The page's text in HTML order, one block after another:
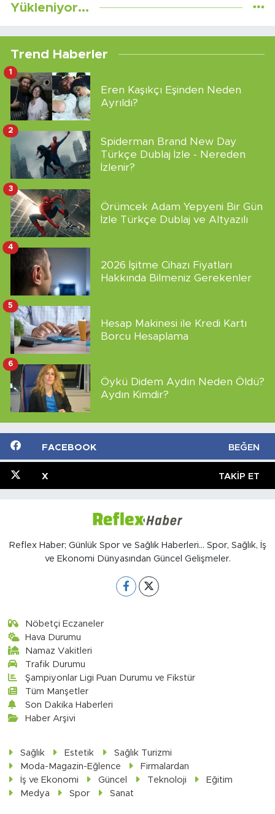
Yükleniyor...
Trend Haberler
Eren Kaşıkçı Eşinden Neden
Ayrıldı?
1
Spiderman Brand New Day
Türkçe Dublaj İzle - Nereden
İzlenir?
2
Örümcek Adam Yepyeni Bir Gün
İzle Türkçe Dublaj ve Altyazılı
3
2026 İşitme Cihazı Fiyatları
Hakkında Bilmeniz Gerekenler
4
Hesap Makinesi ile Kredi Kartı
Borcu Hesaplama
5
Öykü Didem Aydın Neden Öldü?
Aydın Kimdir?
6
FACEBOOK BEĞEN
X TAKIP ET
Reflex Haber; Günlük Spor ve Sağlık Haberleri... Spor, Sağlık, İş
ve Ekonomi Dünyasından Güncel Gelişmeler.
Nöbetçi Eczaneler
Hava Durumu
Namaz Vakitleri
Trafik Durumu
Şampiyonlar Ligi Puan Durumu ve Fikstür
Tüm Manşetler
Son Dakika Haberleri
Haber Arşivi
Sağlık Estetik
Sağlık Turizmi
Moda-Magazin-Eğlence
Firmalardan
İş ve Ekonomi
Güncel Teknoloji
Eğitim
Medya
Spor Sanat